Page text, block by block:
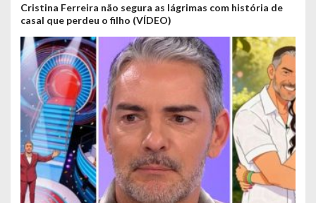
Cristina Ferreira não segura as lágrimas com história de
casal que perdeu o filho (VÍDEO)